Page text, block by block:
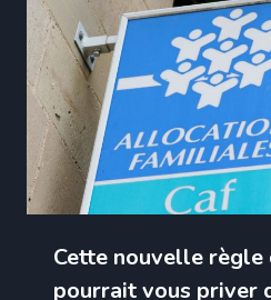
Cette nouvelle règle
pourrait vous priver